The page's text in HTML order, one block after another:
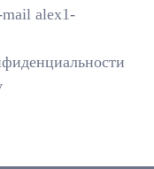
alex1-